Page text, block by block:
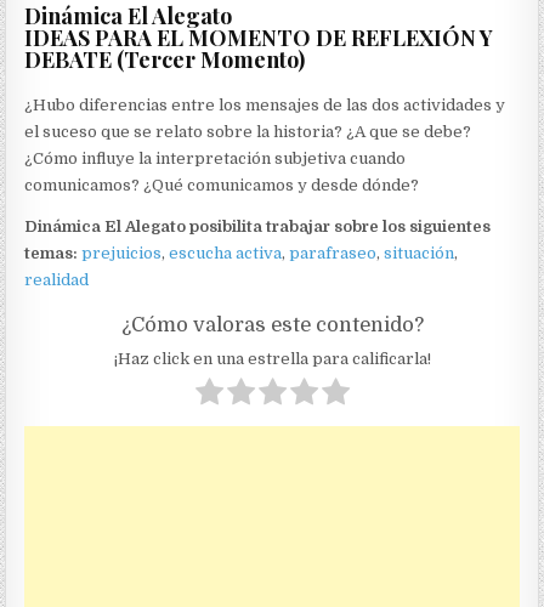
Dinámica El Alegato
IDEAS PARA EL MOMENTO DE REFLEXIÓN Y
DEBATE (Tercer Momento)
¿Hubo diferencias entre los mensajes de las dos actividades y
el suceso que se relato sobre la historia? ¿A que se debe?
¿Cómo influye la interpretación subjetiva cuando
comunicamos? ¿Qué comunicamos y desde dónde?
Dinámica El Alegato posibilita trabajar sobre los siguientes
temas: prejuicios,escucha activa,parafraseo,situación,
realidad
¿Cómo valoras este contenido?
¡Haz click en una estrella para calificarla!